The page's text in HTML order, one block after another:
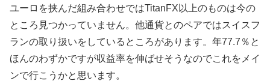
ユーロを挟んだ組み合わせではTitanFX以上のものは今の
ところ見つかっていません。他通貨とのペアではスイスフ
ランの取り扱いをしているところがあります。年77.7％と
ほんのわずかですが収益率を伸ばせそうなのでこれをメイ
ンで行こうかと思います。